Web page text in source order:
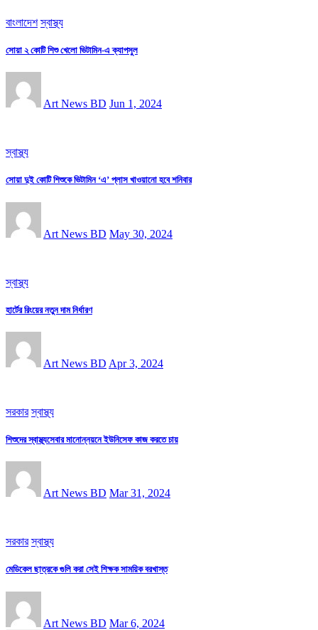
বাংলাদেশ স্বাস্থ্য
সোয়া ২ কোটি শিশু খেলো ভিটামিন-এ ক্যাপসুল
Art News BD Jun 1, 2024
স্বাস্থ্য
সোয়া দুই কোটি শিশুকে ভিটামিন ‘এ’ প্লাস খাওয়ানো হবে শনিবার
Art News BD May 30, 2024
স্বাস্থ্য
হার্টের রিংয়ের নতুন দাম নির্ধারণ
Art News BD Apr 3, 2024
সরকার স্বাস্থ্য
শিশুদের স্বাস্থ্যসেবার মানোন্নয়নে ইউনিসেফ কাজ করতে চায়
Art News BD Mar 31, 2024
সরকার স্বাস্থ্য
মেডিকেল ছাত্রকে গুলি করা সেই শিক্ষক সাময়িক বরখাস্ত
Art News BD Mar 6, 2024